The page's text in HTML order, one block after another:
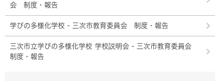
会 制度・報告
学びの多様化学校 - 三次市教育委員会 制度・報告
三次市立学びの多様化学校 学校説明会 - 三次市教育委員会
制度・報告